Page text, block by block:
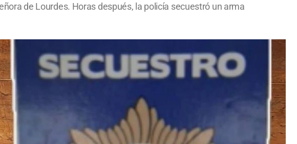
de Lourdes. Horas después, la policía secuestró un arma